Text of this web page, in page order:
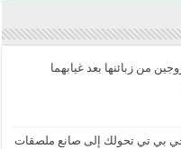
من زبائنها بعد غيابهما
بي تي تحولك إلى صانع ملصقات